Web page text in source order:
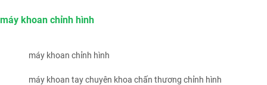
máy khoan chỉnh hình
máy khoan chỉnh hình
máy khoan tay chuyên khoa chấn thương chỉnh hình